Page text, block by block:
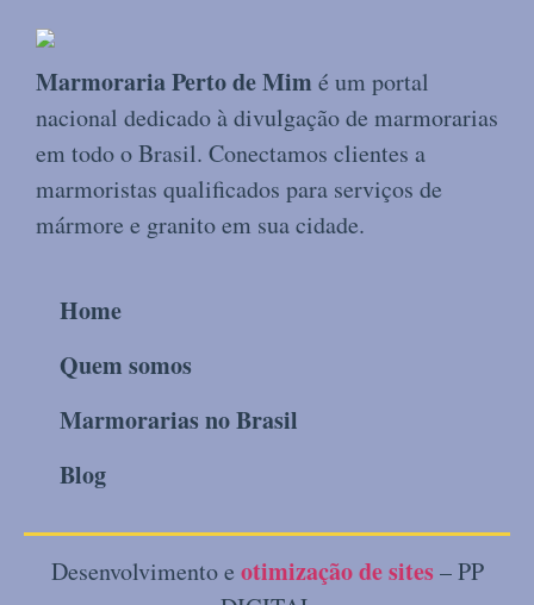
Marmoraria Perto de Mim é um portal
nacional dedicado à divulgação de marmorarias
em todo o Brasil. Conectamos clientes a
marmoristas qualificados para serviços de
mármore e granito em sua cidade.
Home
Quem somos
Marmorarias no Brasil
Blog
Desenvolvimento e otimização de sites – PP